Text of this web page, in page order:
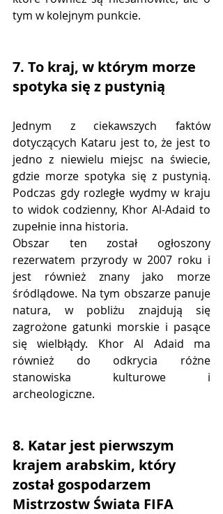
tym w kolejnym punkcie.
7. To kraj, w którym morze
spotyka się z pustynią
Jednym z ciekawszych faktów
dotyczących Kataru jest to, że jest to
jedno z niewielu miejsc na świecie,
gdzie morze spotyka się z pustynią.
Podczas gdy rozległe wydmy w kraju
to widok codzienny, Khor Al-Adaid to
zupełnie inna historia.
Obszar ten został ogłoszony
rezerwatem przyrody w 2007 roku i
jest również znany jako morze
śródlądowe. Na tym obszarze panuje
natura, w pobliżu znajdują się
zagrożone gatunki morskie i pasące
się wielbłądy. Khor Al Adaid ma
również do odkrycia różne
stanowiska kulturowe i
archeologiczne.
8. Katar jest pierwszym
krajem arabskim, który
został gospodarzem
Mistrzostw Świata FIFA